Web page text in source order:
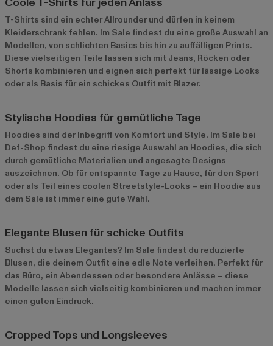
T-Shirts sind ein echter Allrounder und dürfen in keinem
Kleiderschrank fehlen. Im Sale findest du eine große Auswahl an
Modellen, von schlichten Basics bis hin zu auffälligen Prints.
Diese vielseitigen Teile lassen sich mit Jeans, Röcken oder
Shorts kombinieren und eignen sich perfekt für lässige Looks
oder als Basis für ein schickes Outfit mit Blazer.
Stylische Hoodies für gemütliche Tage
Hoodies sind der Inbegriff von Komfort und Style. Im Sale bei
Def-Shop findest du eine riesige Auswahl an Hoodies, die sich
durch gemütliche Materialien und angesagte Designs
auszeichnen. Ob für entspannte Tage zu Hause, für den Sport
oder als Teil eines coolen Streetstyle-Looks – ein Hoodie aus
dem Sale ist immer eine gute Wahl.
Elegante Blusen für schicke Outfits
Suchst du etwas Elegantes? Im Sale findest du reduzierte
Blusen, die deinem Outfit eine edle Note verleihen. Perfekt für
das Büro, ein Abendessen oder besondere Anlässe – diese
Modelle lassen sich vielseitig kombinieren und machen immer
einen guten Eindruck.
Cropped Tops und Longsleeves